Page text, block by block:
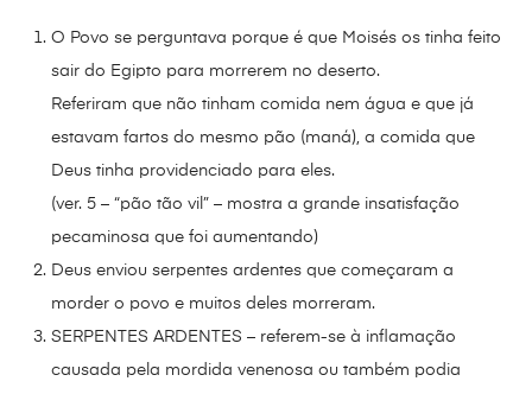
O Povo se perguntava porque é que Moisés os tinha feito
sair do Egipto para morrerem no deserto.
Referiram que não tinham comida nem água e que já
estavam fartos do mesmo pão (maná), a comida que
Deus tinha providenciado para eles.
(ver. 5 – “pão tão vil” – mostra a grande insatisfação
pecaminosa que foi aumentando)
Deus enviou serpentes ardentes que começaram a
morder o povo e muitos deles morreram.
SERPENTES ARDENTES – referem-se à inflamação
causada pela mordida venenosa ou também podia